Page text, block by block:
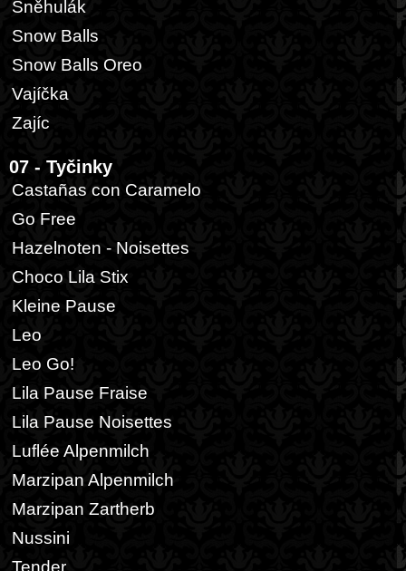
Sněhulák
Snow Balls
Snow Balls Oreo
Vajíčka
Zajíc
07 - Tyčinky
Castañas con Caramelo
Go Free
Hazelnoten - Noisettes
Choco Lila Stix
Kleine Pause
Leo
Leo Go!
Lila Pause Fraise
Lila Pause Noisettes
Luflée Alpenmilch
Marzipan Alpenmilch
Marzipan Zartherb
Nussini
Tender